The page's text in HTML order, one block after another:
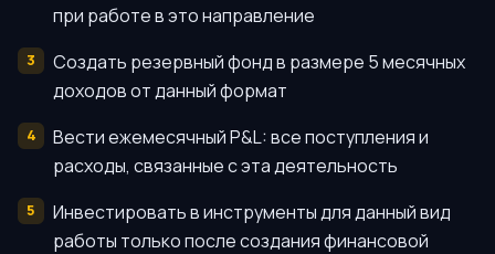
при работе в это направление
Создать резервный фонд в размере 5 месячных
доходов от данный формат
Вести ежемесячный P&L: все поступления и
расходы, связанные с эта деятельность
Инвестировать в инструменты для данный вид
работы только после создания финансовой